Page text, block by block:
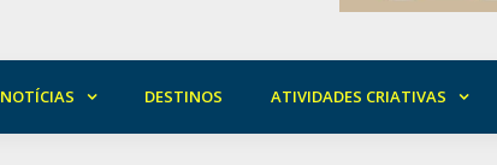
NOTÍCIAS DESTINOS ATIVIDADES CRIATIVAS